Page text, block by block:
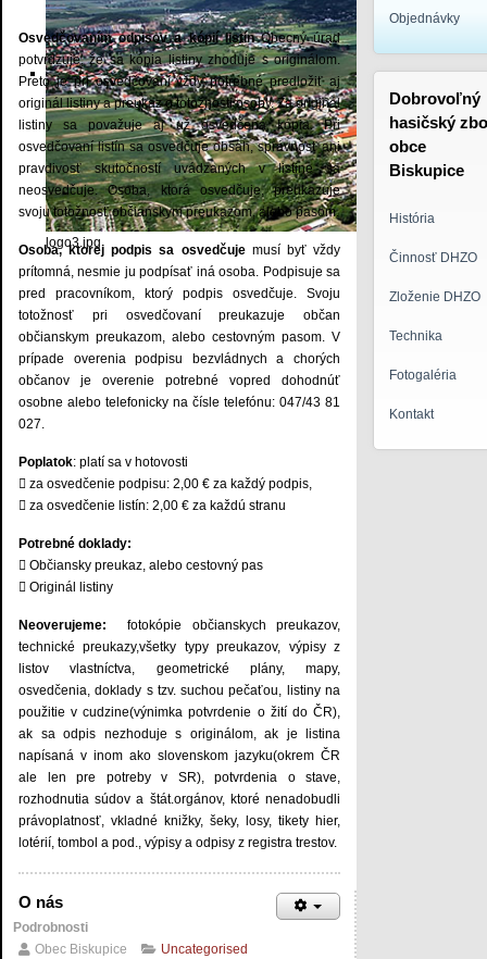
logo3.jpg
Osvedčovaním odpisov a kópií listínObecný úrad
potvrdzuje, že sa kópia listiny zhoduje s originálom.
Preto je pri osvedčovaní vždy potrebné predložiť aj
originál listiny a preukaz o totožnosti osoby. Za originál
listiny sa považuje aj už osvedčená kópia. Pri
osvedčovaní listín sa osvedčuje obsah, správnosť ani
pravdivosť skutočností uvádzaných v listine sa
neosvedčuje. Osoba, ktorá osvedčuje, preukazuje
svoju totožnosť občianskym preukazom, alebo pasom.
Osoba, ktorej podpis sa osvedčuje musí byť vždy
prítomná, nesmie ju podpísať iná osoba. Podpisuje sa
pred pracovníkom, ktorý podpis osvedčuje. Svoju
totožnosť pri osvedčovaní preukazuje občan
občianskym preukazom, alebo cestovným pasom. V
prípade overenia podpisu bezvládnych a chorých
občanov je overenie potrebné vopred dohodnúť
osobne alebo telefonicky na čísle telefónu: 047/43 81
027.
Poplatok: platí sa v hotovosti
 za osvedčenie podpisu: 2,00 € za každý podpis,
 za osvedčenie listín: 2,00 € za každú stranu
Potrebné doklady:
 Občiansky preukaz, alebo cestovný pas
 Originál listiny
Neoverujeme: fotokópie občianskych preukazov,
technické preukazy,všetky typy preukazov, výpisy z
listov vlastníctva, geometrické plány, mapy,
osvedčenia, doklady s tzv. suchou pečaťou, listiny na
použitie v cudzine(výnimka potvrdenie o žití do ČR),
ak sa odpis nezhoduje s originálom, ak je listina
napísaná v inom ako slovenskom jazyku(okrem ČR
ale len pre potreby v SR), potvrdenia o stave,
rozhodnutia súdov a štát.orgánov, ktoré nenadobudli
právoplatnosť, vkladné knižky, šeky, losy, tikety hier,
lotérií, tombol a pod., výpisy a odpisy z registra trestov.
O nás
Podrobnosti
Obec Biskupice
Uncategorised
Objednávky
Dobrovoľný
hasičský
obce
Biskupice
História
Činnosť DHZO
Zloženie DHZO
Technika
Fotogaléria
Kontakt